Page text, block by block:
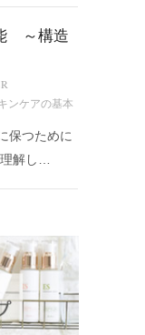
～構造
ンケアの基本
保つために
理解し…